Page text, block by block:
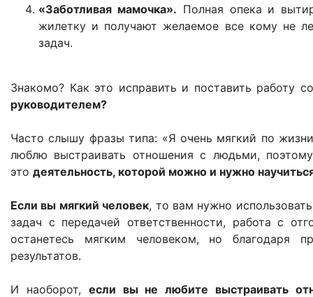
«Заботливая мамочка». Полная опека и
жилетку и получают желаемое все кому не
задач.
Знакомо? Как это исправить и поставить работу
руководителем?
Часто слышу фразы типа: «Я очень мягкий по
люблю выстраивать отношения с людьми,
это деятельность, которой можно и нужно
Если вы мягкий человек, то вам нужно
задач с передачей ответственности, работа с
останетесь мягким человеком, но благодаря
результатов.
И наоборот, если вы не любите выстраивать